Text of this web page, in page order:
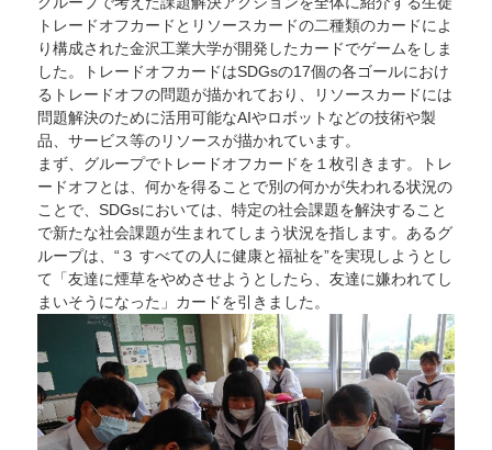
トレードオフカードとリソースカードの二種類のカードによ
り構成された金沢工業大学が開発したカードでゲームをしま
した。トレードオフカードはSDGsの17個の各ゴールにおけ
るトレードオフの問題が描かれており、リソースカードには
問題解決のために活用可能なAIやロボットなどの技術や製
品、サービス等のリソースが描かれています。
まず、グループでトレードオフカードを１枚引きます。トレ
ードオフとは、何かを得ることで別の何かが失われる状況の
ことで、SDGsにおいては、特定の社会課題を解決すること
で新たな社会課題が生まれてしまう状況を指します。あるグ
ループは、“３ すべての人に健康と福祉を”を実現しようとし
て「友達に煙草をやめさせようとしたら、友達に嫌われてし
まいそうになった」カードを引きました。